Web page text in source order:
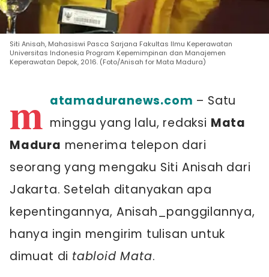
Siti Anisah, Mahasiswi Pasca Sarjana Fakultas Ilmu Keperawatan
Universitas Indonesia Program Kepemimpinan dan Manajemen
Keperawatan Depok, 2016. (Foto/Anisah for Mata Madura)
m atamaduranews.com – Satu
minggu yang lalu, redaksi Mata
Madura menerima telepon dari
seorang yang mengaku Siti Anisah dari
Jakarta. Setelah ditanyakan apa
kepentingannya, Anisah_panggilannya,
hanya ingin mengirim tulisan untuk
dimuat di tabloid Mata.